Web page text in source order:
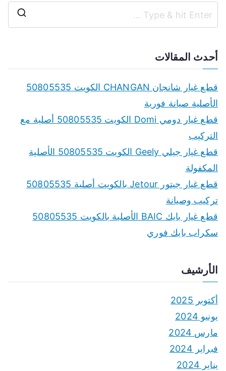
r
أحدث المقالات
قطع غيار شانجان CHANGAN الكويت 50805535
الأصلية صيانة فورية
قطع غيار دومي Domi الكويت 50805535 أصلية مع
التركيب
قطع غيار جيلي Geely الكويت 50805535 الأصلية
المكفولة
قطع غيار جيتور Jetour بالكويت أصلية 50805535
تركيب وصيانة
قطع غيار بايك BAIC الأصلية بالكويت 50805535
سكراب بايك فوري
الأرشيف
أكتوبر 2025
يونيو 2024
مارس 2024
فبراير 2024
يناير 2024